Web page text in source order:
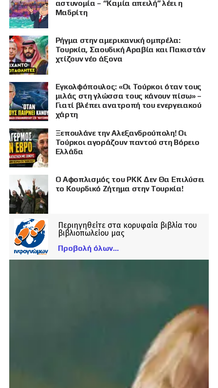
αστυνομία – “Καμία απειλή” λέει η
Μαδρίτη
Ρήγμα στην αμερικανική ομπρέλα:
Τουρκία, Σαουδική Αραβία και Πακιστάν
χτίζουν νέο άξονα
Εγκολφόπουλος: «Οι Τούρκοι όταν τους
μιλάς στη γλώσσα τους κάνουν πίσω» –
Γιατί βλέπει ανατροπή του ενεργειακού
χάρτη
Ξεπουλάνε την Αλεξανδρούπολη! Οι
Τούρκοι αγοράζουν παντού στη Βόρειο
Ελλάδα
Ο Αφοπλισμός του PKK Δεν Θα Επιλύσει
το Κουρδικό Ζήτημα στην Τουρκία!
Περιηγηθείτε στα κορυφαία βιβλία του
βιβλιοπωλείου μας
Προβολή όλων